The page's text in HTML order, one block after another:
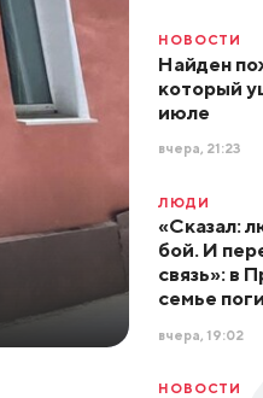
НОВОСТИ
Найден
который
июле
вчера, 21:23
ЛЮДИ
«Сказал:
бой. И
связь»: в
семье
вчера, 19:02
НОВОСТИ